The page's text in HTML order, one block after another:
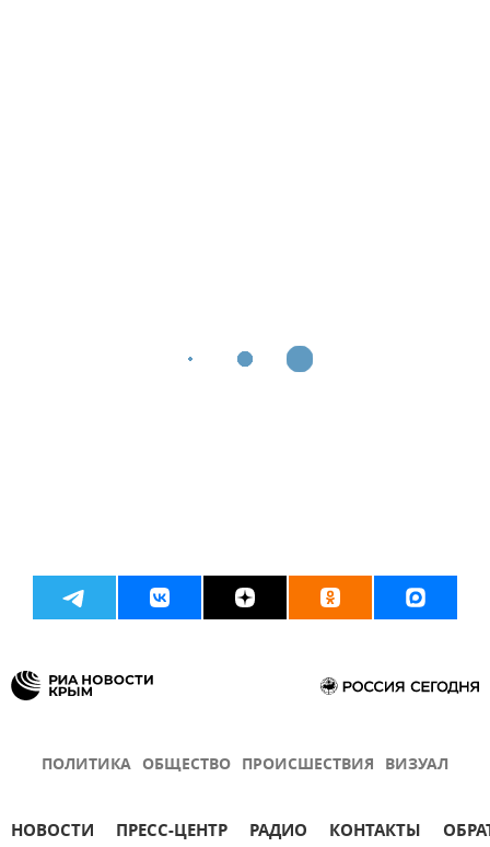
ПОЛИТИКА ОБЩЕСТВО ПРОИСШЕСТВИЯ ВИЗУАЛ
НОВОСТИ ПРЕСС-ЦЕНТР РАДИО КОНТАКТЫ